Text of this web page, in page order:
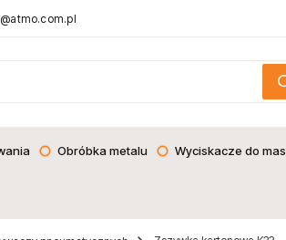
Obróbka metalu Wyciskacze do mas